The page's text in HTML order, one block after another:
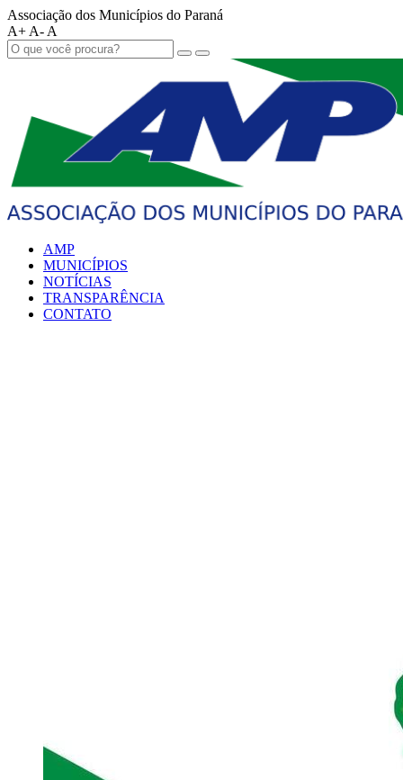
Associação dos Municípios do Paraná
A+ A- A
AMP
MUNICÍPIOS
NOTÍCIAS
TRANSPARÊNCIA
CONTATO